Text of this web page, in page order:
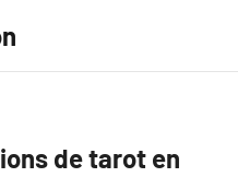
de tarot en